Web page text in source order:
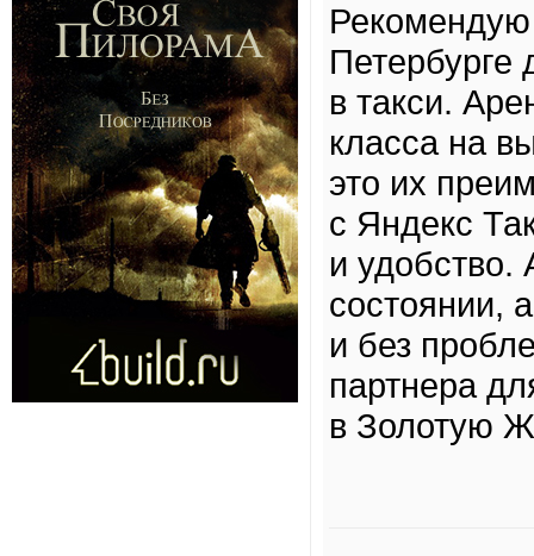
в такси.
класса на
это их
с Яндекс
и удобство.
состоянии,
и без
партнера
в Золотую